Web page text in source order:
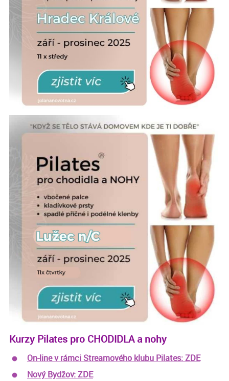
Kurzy Pilates pro CHODIDLA a nohy
On-line v rámci Streamového klubu Pilates: ZDE
Nový Bydžov: ZDE